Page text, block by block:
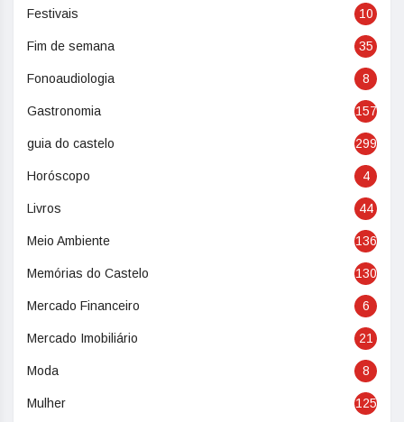
Festivais 10
Fim de semana 35
Fonoaudiologia 8
Gastronomia 157
guia do castelo 299
Horóscopo 4
Livros 44
Meio Ambiente 136
Memórias do Castelo 130
Mercado Financeiro 6
Mercado Imobiliário 21
Moda 8
Mulher 125